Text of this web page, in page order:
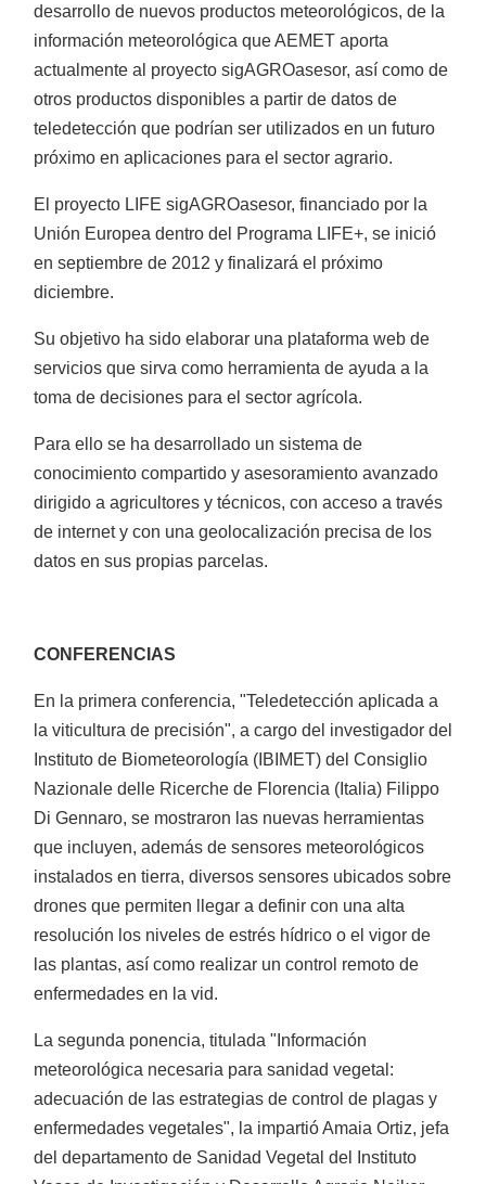
Trituradoras
Desbrozadoras
Retroexcavadoras
Arados
Arranca patatas
desarrollo de nuevos productos meteorológicos, de la
información meteorológica que AEMET aporta
actualmente al proyecto sigAGROasesor, así como de
otros productos disponibles a partir de datos de
teledetección que podrían ser utilizados en un futuro
próximo en aplicaciones para el sector agrario.
El proyecto LIFE sigAGROasesor, financiado por la
Unión Europea dentro del Programa LIFE+, se inició
en septiembre de 2012 y finalizará el próximo
diciembre.
Su objetivo ha sido elaborar una plataforma web de
servicios que sirva como herramienta de ayuda a la
toma de decisiones para el sector agrícola.
Para ello se ha desarrollado un sistema de
conocimiento compartido y asesoramiento avanzado
dirigido a agricultores y técnicos, con acceso a través
de internet y con una geolocalización precisa de los
datos en sus propias parcelas.
CONFERENCIAS
En la primera conferencia, "Teledetección aplicada a
la viticultura de precisión", a cargo del investigador del
Instituto de Biometeorología (IBIMET) del Consiglio
Nazionale delle Ricerche de Florencia (Italia) Filippo
Di Gennaro, se mostraron las nuevas herramientas
que incluyen, además de sensores meteorológicos
instalados en tierra, diversos sensores ubicados sobre
drones que permiten llegar a definir con una alta
resolución los niveles de estrés hídrico o el vigor de
las plantas, así como realizar un control remoto de
enfermedades en la vid.
La segunda ponencia, titulada "Información
meteorológica necesaria para sanidad vegetal:
adecuación de las estrategias de control de plagas y
enfermedades vegetales", la impartió Amaia Ortiz, jefa
del departamento de Sanidad Vegetal del Instituto